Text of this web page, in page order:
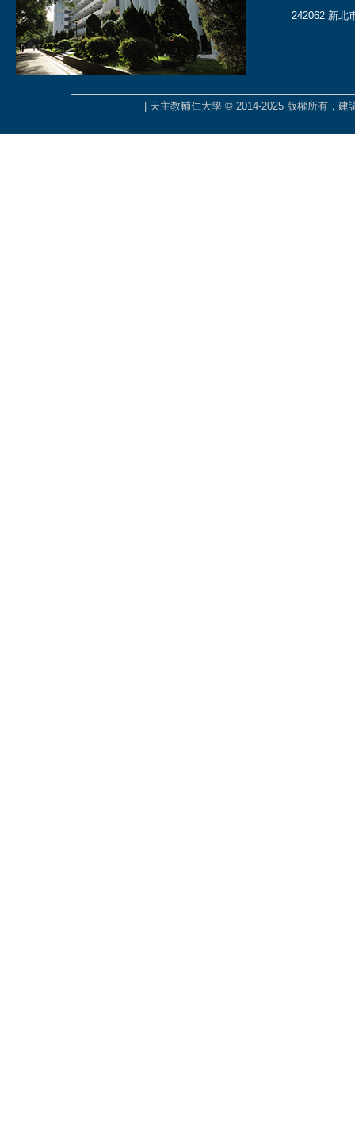
242062 新北
| 天主教輔仁大學 © 2014-2025 版權所有，